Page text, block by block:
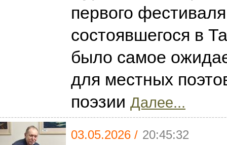
первого
состоявшегося в
было самое
для местных
поэзии Далее...
03.05.2026 / 20:45:32